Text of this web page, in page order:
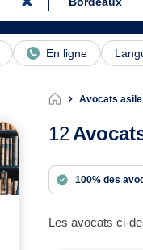
En ligne
Avocats asile
12
100% des
Les avocats ci-